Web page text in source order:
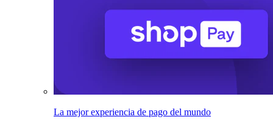
La mejor experiencia de pago del mundo